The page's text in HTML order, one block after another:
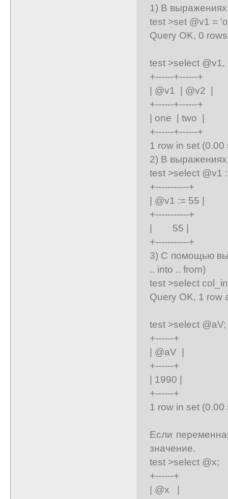
1) В
test >set @v1 =
Query OK, 0
test >select @v1,
+------+------+
| @v1 | @v2 |
+------+------+
| one | two |
+------+------+
1 row in set (0.00
2) В
test >select @v1
+-----------+
| @v1 := 55 |
+-----------+
| 55 |
+-----------+
3) С помощью
.. into .. from)
test >select
Query OK, 1 row
test >select @aV;
+------+
| @aV |
+------+
| 1990 |
+------+
1 row in set (0.00
Если
значение.
test >select @x;
+------+
| @x |